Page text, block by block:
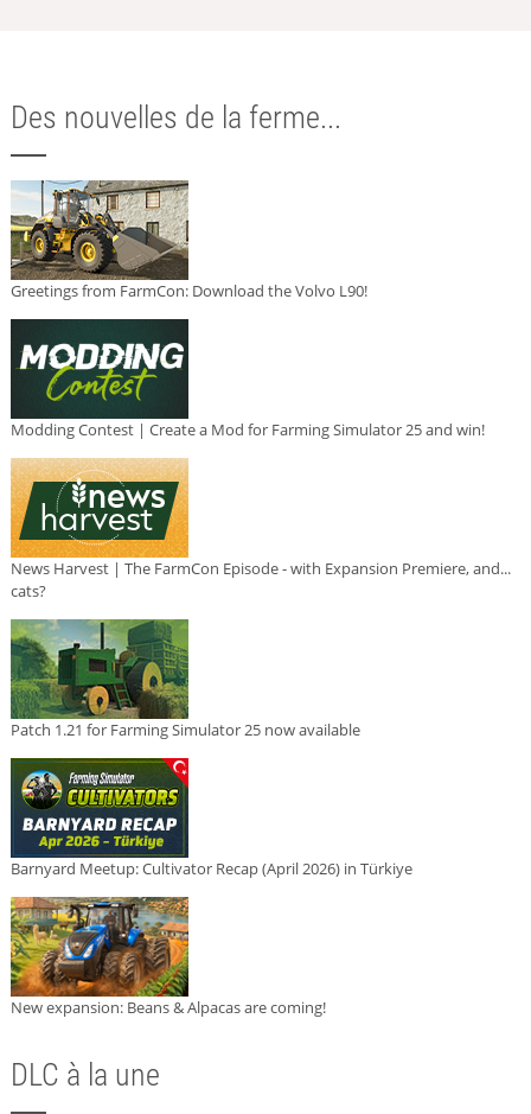
Des nouvelles de la ferme...
Greetings from FarmCon: Download the Volvo L90!
Modding Contest | Create a Mod for Farming Simulator 25 and win!
News Harvest | The FarmCon Episode - with Expansion Premiere, and...
cats?
Patch 1.21 for Farming Simulator 25 now available
Barnyard Meetup: Cultivator Recap (April 2026) in Türkiye
New expansion: Beans & Alpacas are coming!
DLC à la une